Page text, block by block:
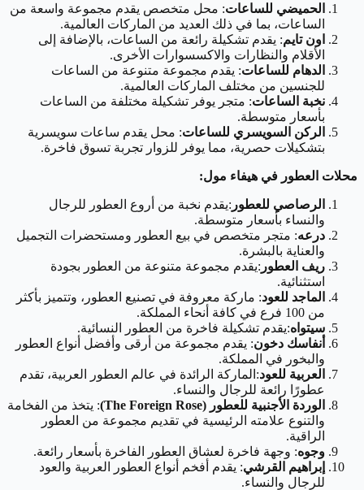
الحميضي للساعات: محل متخصص يقدم مجموعة واسعة من
الساعات، بما في ذلك العديد من الماركات العالمية.
اون تايم: يقدم تشكيلة رائعة من الساعات، بالإضافة إلى
الأقلام والنظارات والاكسسوارات الأخرى.
الدهام للساعات: يقدم مجموعة متنوعة من الساعات
للجنسين من مختلف الماركات العالمية.
نخبة الساعات: متجر يوفر تشكيلة مختلفة من الساعات
بأسعار متوسطة.
الركن السويسري للساعات: محل يقدم ساعات سويسرية
بتشكيلات حصرية، مما يوفر للزوار تجربة تسوق فاخرة.
محلات العطور في هيفاء مول:
الرصاصي للعطور :يقدم نخبة من أروع العطور للرجال
والنساء بأسعار متوسطة.
درعه: متجر متخصص في بيع العطور ومستحضرات التجميل
والعناية بالبشرة.
ريف العطور :يقدم مجموعة متنوعة من العطور بجودة
استثنائية.
الماجد للعود: ماركة معروفة في تصنيع العطور، وتتميز بأكثر
من 100 فرع في كافة أنحاء المملكة.
سيتواه:يقدم تشكيلة فاخرة من العطور النسائية.
أنفاسك دخون: يقدم مجموعة من أرقى وأفضل أنواع العطور
والبخور في المملكة.
العربية للعود:الماركة الرائدة في عالم العطور العربية، تقدم
عطورًا رائعة للرجال والنساء.
الوردة الأجنبية للعطور (The Foreign Rose)
: يتخذ من الفخامة
والتنوع علامته الرئيسية في تقديم مجموعة من العطور
الراقية.
وجوه: وجهة فاخرة لعشاق العطور الفاخرة بأسعار رائعة.
إبراهيم القرشي: يقدم أفخم أنواع العطور العربية والعود
للرجال والنساء.